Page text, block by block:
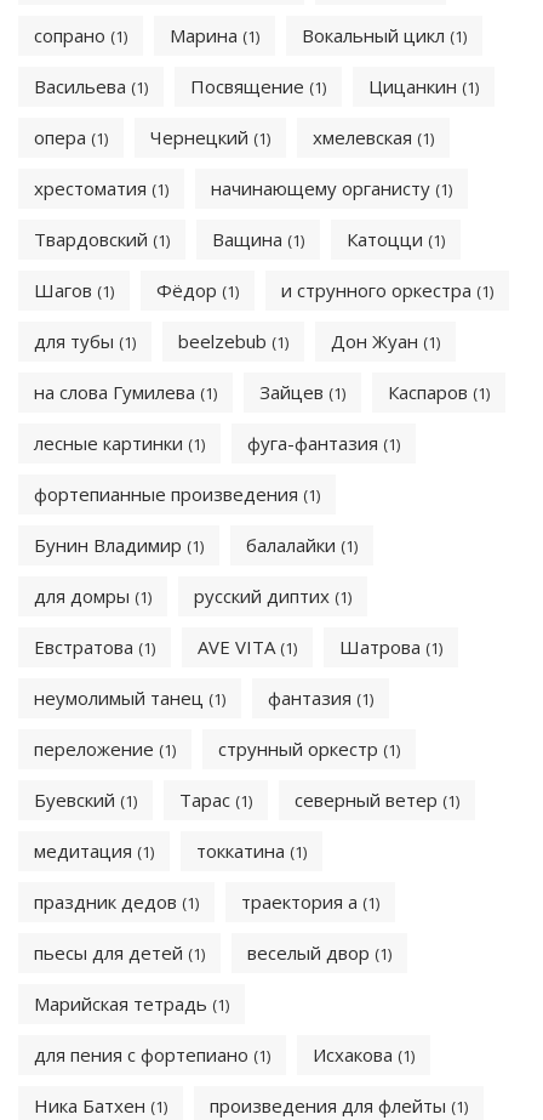
сопрано (1) Марина (1) Вокальный цикл (1)
Васильева (1) Посвящение (1) Цицанкин (1)
опера (1) Чернецкий (1) хмелевская (1)
хрестоматия (1) начинающему органисту (1)
Твардовский (1) Ващина (1) Катоцци (1)
Шагов (1) Фёдор (1) и струнного оркестра (1)
для тубы (1) beelzebub (1) Дон Жуан (1)
на слова Гумилева (1) Зайцев (1) Каспаров (1)
лесные картинки (1) фуга-фантазия (1)
фортепианные произведения (1)
Бунин Владимир (1) балалайки (1)
для домры (1) русский диптих (1)
Евстратова (1) AVE VITA (1) Шатрова (1)
неумолимый танец (1) фантазия (1)
переложение (1) струнный оркестр (1)
Буевский (1) Тарас (1) северный ветер (1)
медитация (1) токкатина (1)
праздник дедов (1) траектория а (1)
пьесы для детей (1) веселый двор (1)
Марийская тетрадь (1)
для пения с фортепиано (1) Исхакова (1)
Ника Батхен (1) произведения для флейты (1)